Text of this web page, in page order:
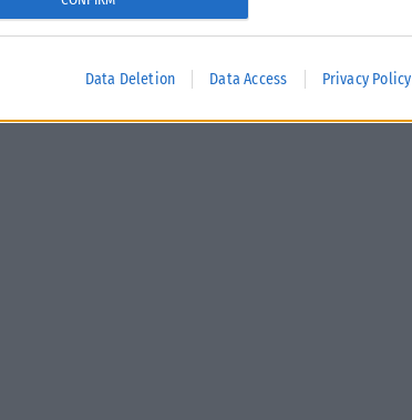
Data Deletion Data Access Privacy Policy